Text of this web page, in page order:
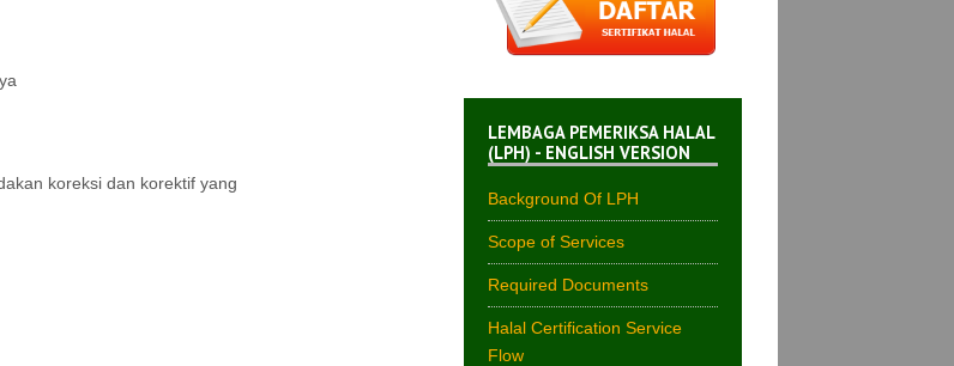
koreksi dan korektif yang
LEMBAGA PEMERIKSA HALAL
(LPH) - ENGLISH VERSION
Background Of LPH
Scope of Services
Required Documents
Halal Certification Service
Flow